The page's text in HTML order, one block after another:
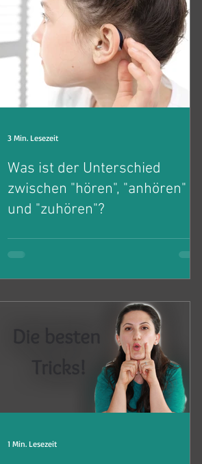
Was ist der Unterschied
zwischen "hören", "anhören"
und "zuhören"?
Hörst du, hörst du dir das an oder hörst
du mir zu? Wann benutzen wir welches
3 Min. Lesezeit
1 Min. Lesezeit